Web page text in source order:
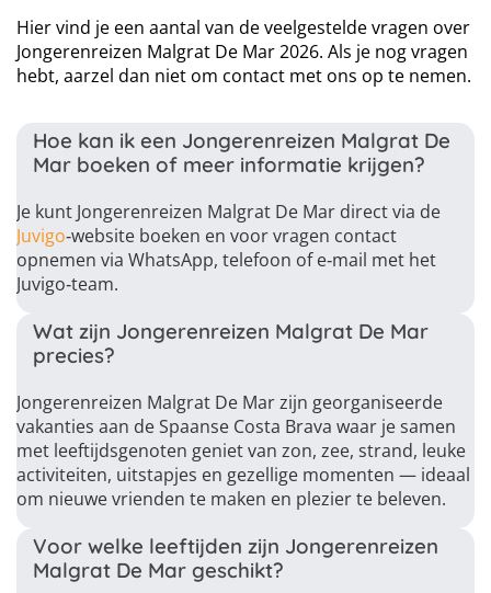
Hier vind je een aantal van de veelgestelde vragen over
Jongerenreizen Malgrat De Mar 2026. Als je nog vragen
hebt, aarzel dan niet om contact met ons op te nemen.
Hoe kan ik een Jongerenreizen Malgrat De
Mar boeken of meer informatie krijgen?
Je kunt Jongerenreizen Malgrat De Mar direct via de
Juvigo‑website boeken en voor vragen contact
opnemen via WhatsApp, telefoon of e‑mail met het
Juvigo‑team.
Wat zijn Jongerenreizen Malgrat De Mar
precies?
Jongerenreizen Malgrat De Mar zijn georganiseerde
vakanties aan de Spaanse Costa Brava waar je samen
met leeftijdsgenoten geniet van zon, zee, strand, leuke
activiteiten, uitstapjes en gezellige momenten — ideaal
om nieuwe vrienden te maken en plezier te beleven.
Voor welke leeftijden zijn Jongerenreizen
Malgrat De Mar geschikt?